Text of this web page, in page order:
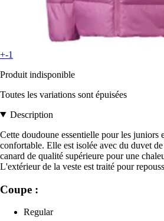
+-1
Produit indisponible
Toutes les variations sont épuisées
Description
Cette doudoune essentielle pour les juniors
confortable. Elle est isolée avec du duvet
canard de qualité supérieure pour une
L'extérieur de la veste est traité pour
Coupe :
Regular